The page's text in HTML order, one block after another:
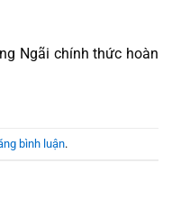
Ngãi chính thức hoàn
bình luận.